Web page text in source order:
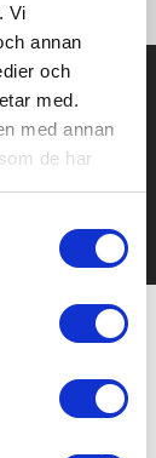
Vi
annan
och
med.
med annan
de har
och pris över